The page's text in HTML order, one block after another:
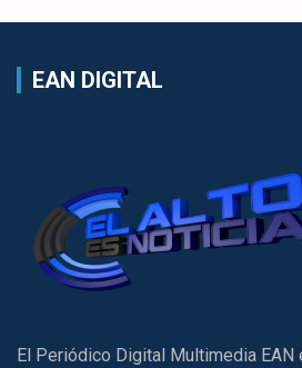
EAN DIGITAL
El Periódico Digital Multimedia EAN